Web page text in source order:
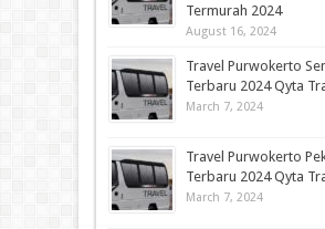
Termurah 2024
August 16, 2024
Travel Purwokerto
Terbaru 2024 Qyta
March 7, 2024
Travel Purwokerto
Terbaru 2024 Qyta
March 7, 2024